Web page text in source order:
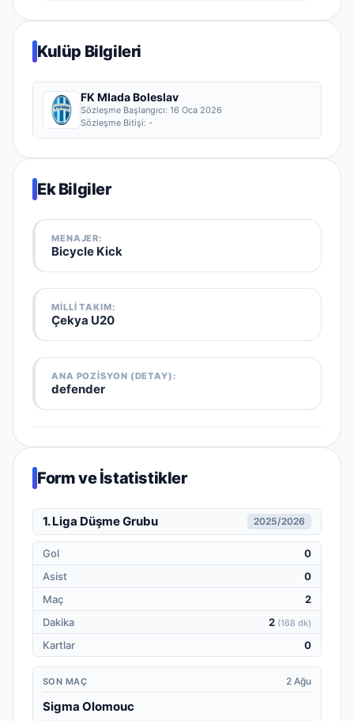
Kulüp Bilgileri
FK Mlada Boleslav
Sözleşme Başlangıcı: 16 Oca 2026
Sözleşme Bitişi: -
Ek Bilgiler
MENAJER:
Bicycle Kick
MILLI TAKIM:
Çekya U20
ANA POZISYON (DETAY):
defender
Form ve İstatistikler
1. Liga Düşme Grubu 2025/2026
Gol
0
Asist
0
Maç
2
Dakika
2 (168 dk)
Kartlar 0
SON MAÇ 2 Ağu
Sigma Olomouc